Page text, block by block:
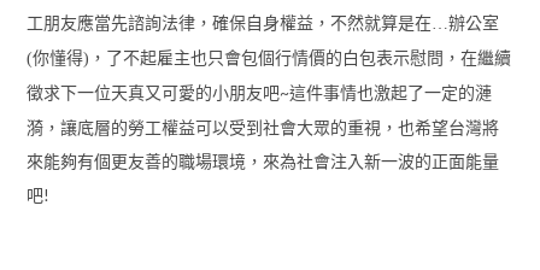
工朋友應當先諮詢法律，確保自身權益，不然就算是在…辦公室
(你懂得)，了不起雇主也只會包個行情價的白包表示慰問，在繼續
徵求下一位天真又可愛的小朋友吧~這件事情也激起了一定的漣
漪，讓底層的勞工權益可以受到社會大眾的重視，也希望台灣將
來能夠有個更友善的職場環境，來為社會注入新一波的正面能量
吧!